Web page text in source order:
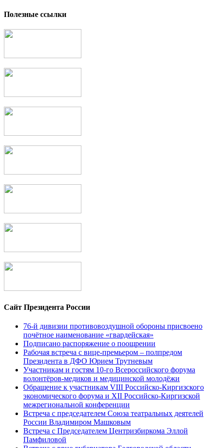
Полезные ссылки
Сайт Президента России
76-й дивизии противовоздушной обороны присвоено
почётное наименование «гвардейская»
Подписано распоряжение о поощрении
Рабочая встреча с вице-премьером – полпредом
Президента в ДФО Юрием Трутневым
Участникам и гостям 10-го Всероссийского форума
волонтёров-медиков и медицинской молодёжи
Обращение к участникам VIII Российско-Киргизского
экономического форума и XII Российско-Киргизской
межрегиональной конференции
Встреча с председателем Союза театральных деятелей
России Владимиром Машковым
Встреча с Председателем Центризбиркома Эллой
Памфиловой